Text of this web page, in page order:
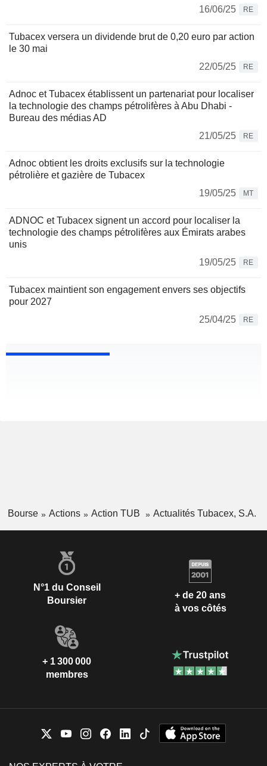
16/06/25
RE
Tubacex versera un dividende brut de 0,20 euro par action
le 30 mai
22/05/25
RE
Adnoc et Tubacex établissent un partenariat pour localiser
la technologie des champs pétrolifères à Abu Dhabi -
Bureau des médias AD
21/05/25
RE
Adnoc obtient les droits exclusifs sur la technologie
pétrolière et gazière de Tubacex
19/05/25
MT
ADNOC et Tubacex signent un accord pour localiser la
technologie des champs pétrolifères aux Émirats arabes
unis
19/05/25
RE
Tubacex maintient son engagement envers ses objectifs
pour 2027
25/04/25
RE
Bourse Actions Action TUB Actualités Tubacex, S.A.
N°1 du Conseil
Boursier
+ de 20 ans
à vos côtés
+ 1 300 000
membres